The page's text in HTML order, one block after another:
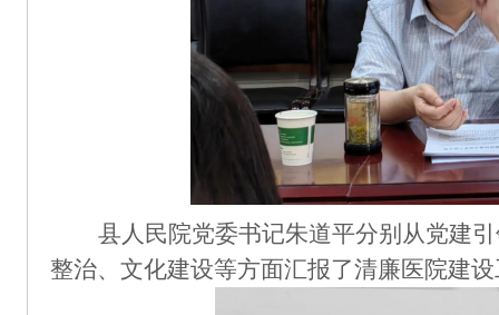
县人民院党委书记朱道平分别从党建
整治、文化建设等方面汇报了清廉医院建